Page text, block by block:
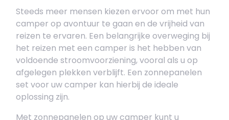
Steeds meer mensen kiezen ervoor om met hun
camper op avontuur te gaan en de vrijheid van
reizen te ervaren. Een belangrijke overweging bij
het reizen met een camper is het hebben van
voldoende stroomvoorziening, vooral als u op
afgelegen plekken verblijft. Een zonnepanelen
set voor uw camper kan hierbij de ideale
oplossing zijn.
Met zonnepanelen op uw camper kunt u